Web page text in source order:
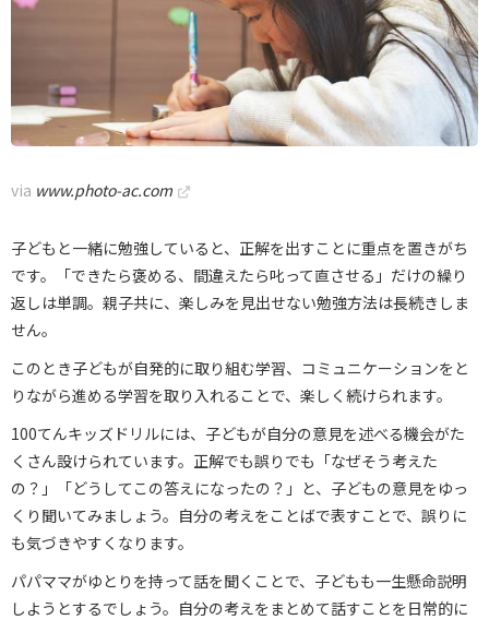
via www.photo-ac.com
子どもと一緒に勉強していると、正解を出すことに重点を置きがち
です。「できたら褒める、間違えたら叱って直させる」だけの繰り
返しは単調。親子共に、楽しみを見出せない勉強方法は長続きしま
せん。
このとき子どもが自発的に取り組む学習、コミュニケーションをと
りながら進める学習を取り入れることで、楽しく続けられます。
100てんキッズドリルには、子どもが自分の意見を述べる機会がた
くさん設けられています。正解でも誤りでも「なぜそう考えた
の？」「どうしてこの答えになったの？」と、子どもの意見をゆっ
くり聞いてみましょう。自分の考えをことばで表すことで、誤りに
も気づきやすくなります。
パパママがゆとりを持って話を聞くことで、子どもも一生懸命説明
しようとするでしょう。自分の考えをまとめて話すことを日常的に